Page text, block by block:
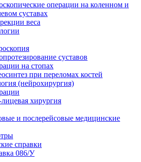
операции на коленном и
суставах
веса
суставов
на стопах
при переломах костей
(нейрохирургия)
хирургия
и послерейсовые медицинские
справки
086/У